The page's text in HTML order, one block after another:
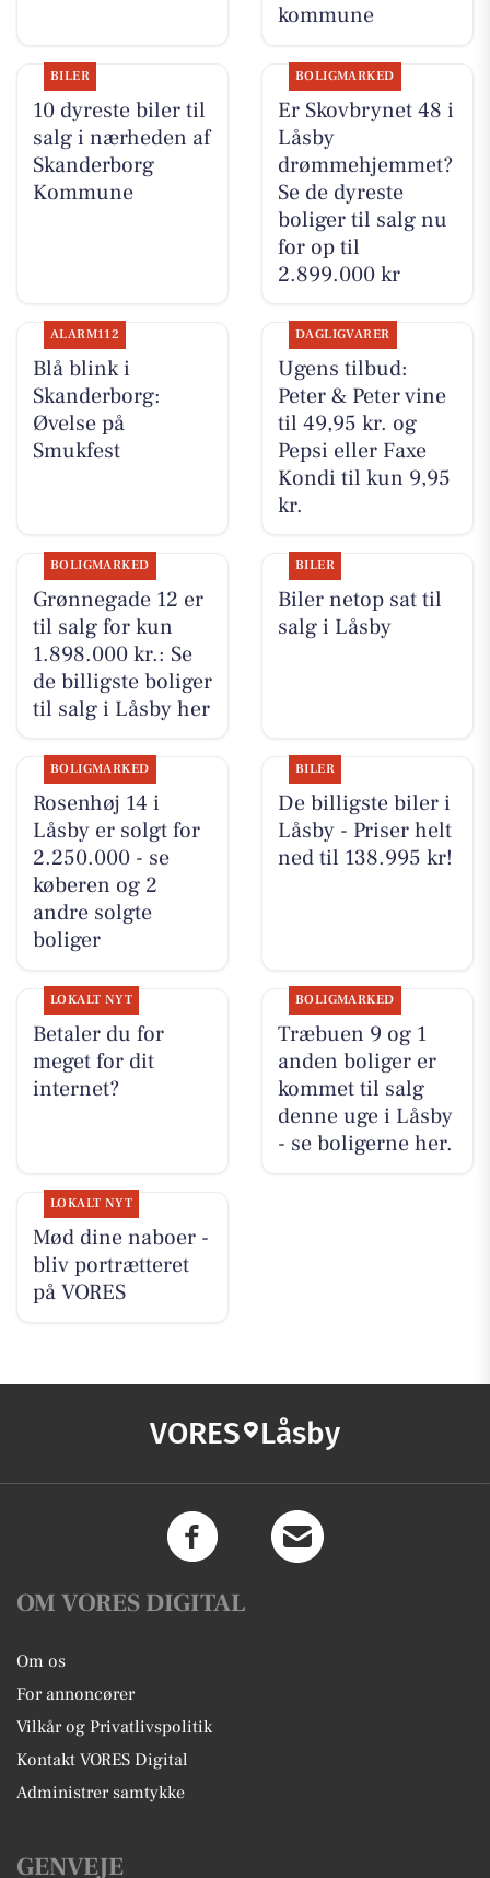
kommune
BILER
10 dyreste biler til
salg i nærheden af
Skanderborg
Kommune
BOLIGMARKED
Er Skovbrynet 48 i
Låsby
drømmehjemmet?
Se de dyreste
boliger til salg nu
for op til
2.899.000 kr
ALARM112
Blå blink i
Skanderborg:
Øvelse på
Smukfest
DAGLIGVARER
Ugens tilbud:
Peter & Peter vine
til 49,95 kr. og
Pepsi eller Faxe
Kondi til kun 9,95
kr.
BOLIGMARKED
Grønnegade 12 er
til salg for kun
1.898.000 kr.: Se
de billigste boliger
til salg i Låsby her
BILER
Biler netop sat til
salg i Låsby
BOLIGMARKED
Rosenhøj 14 i
Låsby er solgt for
2.250.000 - se
køberen og 2
andre solgte
boliger
BILER
De billigste biler i
Låsby - Priser helt
ned til 138.995 kr!
LOKALT NYT
Betaler du for
meget for dit
internet?
BOLIGMARKED
Træbuen 9 og 1
anden boliger er
kommet til salg
denne uge i Låsby
- se boligerne her.
LOKALT NYT
Mød dine naboer -
bliv portrætteret
på VORES
VORES Låsby
OM VORES DIGITAL
Om os
For annoncører
Vilkår og Privatlivspolitik
Kontakt VORES Digital
Administrer samtykke
GENVEJE